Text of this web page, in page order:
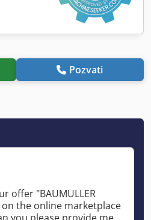
Pozvati